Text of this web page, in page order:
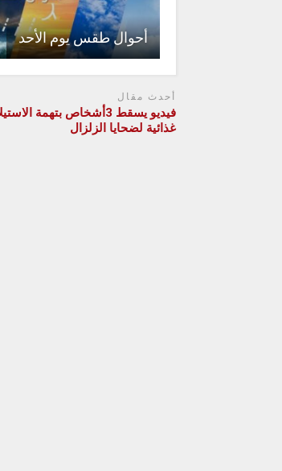
أحوال طقس يوم الأحد
أحدث مقال
فيديو يسقط 3أشخاص بتهمة
غذائية لضحايا الزلزال